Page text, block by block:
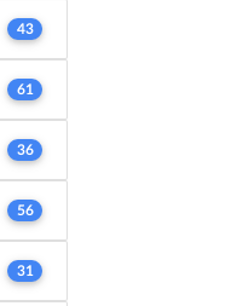
43
61
36
56
31